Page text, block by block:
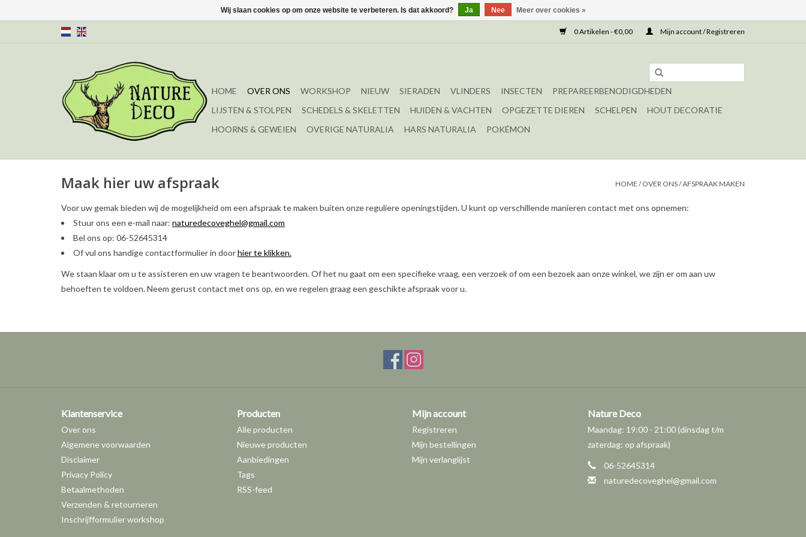
0 Artikelen - €0,00 Mijn account / Registreren
HOME OVER ONS WORKSHOP NIEUW SIERADEN VLINDERS INSECTEN
PREPAREERBENODIGDHEDEN
LIJSTEN & STOLPEN
SCHEDELS & SKELETTEN HUIDEN & VACHTEN OPGEZETTE DIEREN SCHELPEN
HOUT DECORATIE
HOORNS & GEWEIEN
OVERIGE NATURALIA HARS NATURALIA POKÉMON
Maak hier uw afspraak HOME /OVER ONS/AFSPRAAK MAKEN
Voor uw gemak bieden wij de mogelijkheid om een afspraak te maken buiten onze reguliere openingstijden. U kunt op verschillende manieren contact met ons opnemen:
Stuur ons een e-mail naar: naturedecoveghel@gmail.com
Bel ons op: 06-52645314
Of vul ons handige contactformulier in doorhier te klikken.
We staan klaar om u te assisteren en uw vragen te beantwoorden. Of het nu gaat om een specifieke vraag, een verzoek of om een bezoek aan onze winkel, we zijn er om aan uw
behoeften te voldoen. Neem gerust contact met ons op, en we regelen graag een geschikte afspraak voor u.
Klantenservice
Over ons
Algemene voorwaarden
Disclaimer
Privacy Policy
Betaalmethoden
Verzenden & retourneren
Inschrijfformulier workshop
Producten
Alle producten
Nieuwe producten
Aanbiedingen
Tags
RSS-feed
Mijn account
Registreren
Mijn bestellingen
Mijn verlanglijst
Nature Deco
Maandag: 19:00 - 21:00 (dinsdag t/m
zaterdag: op afspraak)
06-52645314
naturedecoveghel@gmail.com
Wij slaan cookies op om onze website te verbeteren. Is dat akkoord? Ja Nee Meer over cookies »